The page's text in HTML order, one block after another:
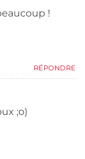
!
RÉPONDRE
;o)